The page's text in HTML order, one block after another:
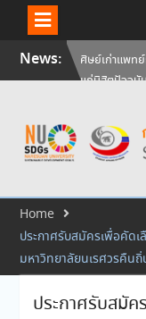
SkipNews:
ศิษย์เก่าแพท
แก่นิสิตปัจจุบั
นเรศวร ครบ
กรกฎาคม
สัมภาษณ์นิสิ
ประจำปีการศึ
Home
ประกาศรับสมัครเพื่อคัด
มหาวิทยาลัยนเรศวรคืน
ประกาศรับสมั